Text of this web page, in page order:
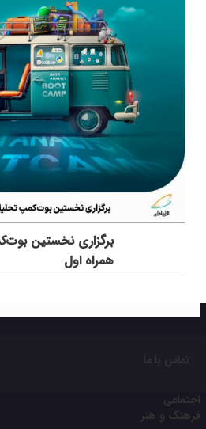
برگزاری نخستین
همراه اول
تماس با ما
اجتماعی
فرهنگ و هنر